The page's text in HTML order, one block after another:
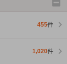
455件
1,020件